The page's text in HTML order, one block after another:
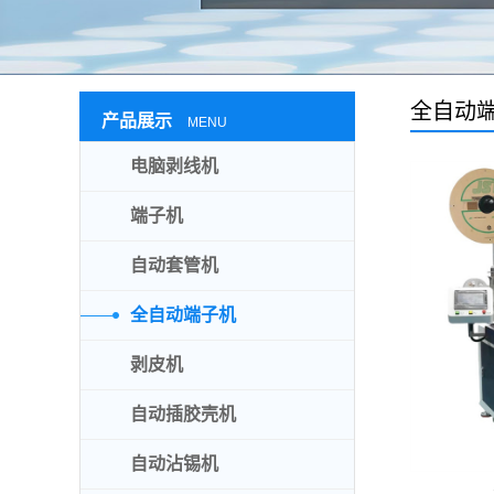
全自动
产品展示 MENU
电脑剥线机
端子机
自动套管机
全自动端子机
剥皮机
自动插胶壳机
自动沾锡机